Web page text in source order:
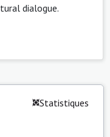
dialogue.
Statistiques